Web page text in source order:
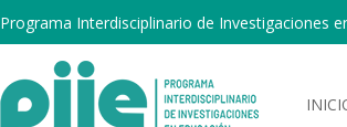
Programa Interdisciplinario de Investigaciones